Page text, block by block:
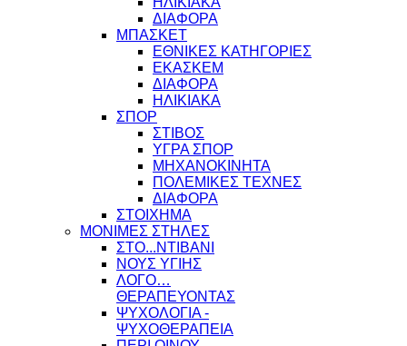
ΔΙΑΦΟΡΑ
ΜΠΑΣΚΕΤ
ΕΘΝΙΚΕΣ ΚΑΤΗΓΟΡΙΕΣ
ΕΚΑΣΚΕΜ
ΔΙΑΦΟΡΑ
ΗΛΙΚΙΑΚΑ
ΣΠΟΡ
ΣΤΙΒΟΣ
ΥΓΡΑ ΣΠΟΡ
ΜΗΧΑΝΟΚΙΝΗΤΑ
ΠΟΛΕΜΙΚΕΣ ΤΕΧΝΕΣ
ΔΙΑΦΟΡΑ
ΣΤΟΙΧΗΜΑ
ΜΟΝΙΜΕΣ ΣΤΗΛΕΣ
ΣΤΟ...ΝΤΙΒΑΝΙ
ΝΟΥΣ ΥΓΙΗΣ
ΛΟΓΟ…
ΘΕΡΑΠΕΥΟΝΤΑΣ
ΨΥΧΟΛΟΓΙΑ -
ΨΥΧΟΘΕΡΑΠΕΙΑ